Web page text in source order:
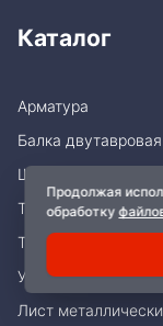
Продолжая
обработку
Каталог
Арматура
Балка двутавровая
Швеллер
Трубы
Трубы профильные
Уголок
Лист